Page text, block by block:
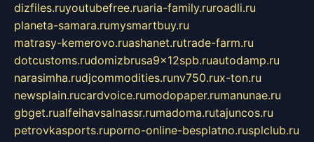
dizfiles.ruyoutubefree.ruaria-family.ruroadli.ru
planeta-samara.rumysmartbuy.ru
matrasy-kemerovo.ruashanet.rutrade-farm.ru
dotcustoms.rudomizbrusa9x12spb.ruautodamp.ru
narasimha.rudjcommodities.runv750.rux-ton.ru
newsplain.rucardvoice.rumodopaper.rumanunae.ru
gbget.rualfeihavsalnassr.rumadoma.rutajuncos.ru
petrovkasports.ruporno-online-besplatno.rusplclub.ru